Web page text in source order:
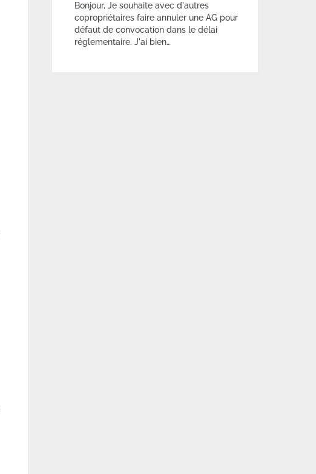
Bonjour, Je souhaite avec d'autres
copropriétaires faire annuler une AG pour
défaut de convocation dans le délai
réglementaire. J'ai bien…